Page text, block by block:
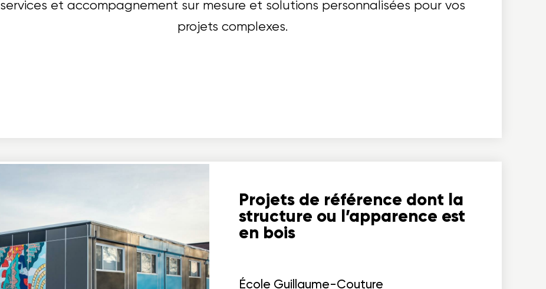
services et accompagnement sur mesure et solutions personnalisées pour vos
projets complexes.
Projets de référence dont la
structure ou l’apparence est
en bois
École Guillaume-Couture